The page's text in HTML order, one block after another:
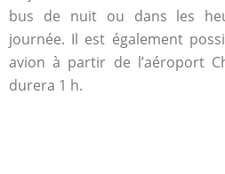
bus de nuit ou dans les
journée. Il est également
avion à partir de l’aéroport
durera 1 h.